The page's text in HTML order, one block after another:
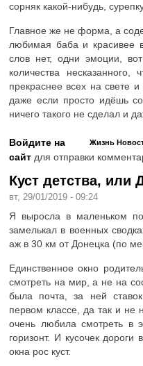
сорняк какой-нибудь,
Главное же не форма, а
любимая баба и красивее
слов нет, одни эмоции,
количества
прекраснее всех на свете
даже если просто идёшь
ничего такого не сделал и
Жизнь
Войдите на
сайт для отправки
Куст детства, или
вт, 29/01/2019 - 09:24
Я выросла в маленьком
замелькал в военных
аж в 30 км от Донецка (по
Единственное окно
смотреть на мир, а не на
была почта, за ней
первом классе, да так и
очень любила смотреть в
горизонт. И кусочек
окна рос куст.